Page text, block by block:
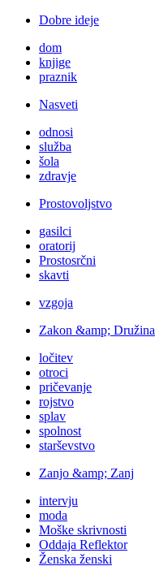
Dobre ideje
dom
knjige
praznik
Nasveti
odnosi
služba
šola
zdravje
Prostovoljstvo
gasilci
oratorij
Prostosrčni
skavti
vzgoja
Zakon &amp; Družina
ločitev
otroci
pričevanje
rojstvo
splav
spolnost
starševstvo
Zanjo &amp; Zanj
intervju
moda
Moške skrivnosti
Oddaja Reflektor
Ženska ženski